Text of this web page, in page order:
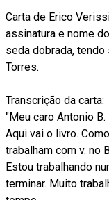
Carta de Erico
assinatura e nome
seda dobrada,
Torres.
Transcrição da carta:
"Meu caro Antonio B.
Aqui vai o livro.
trabalham com v. no
Estou trabalhando
terminar. Muito